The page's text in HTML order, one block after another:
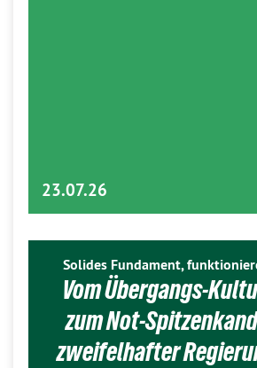
23.07.26
Solides Fundament,
Vom Übergangs-
zum Not-
zweifelhafter